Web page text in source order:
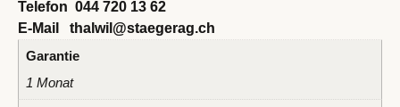
Telefon 044 720 13 62
E-Mail thalwil@staegerag.ch
Garantie
1 Monat